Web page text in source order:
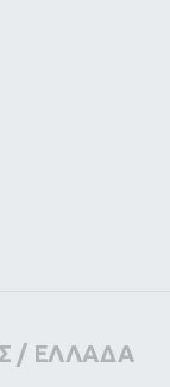
/ ΕΛΛΑΔΑ